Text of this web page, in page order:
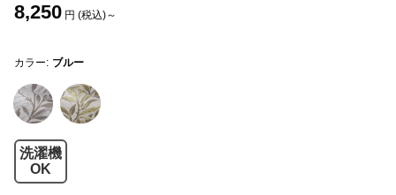
8,250 円 (税込)～
カラー: ブルー
洗濯機
OK